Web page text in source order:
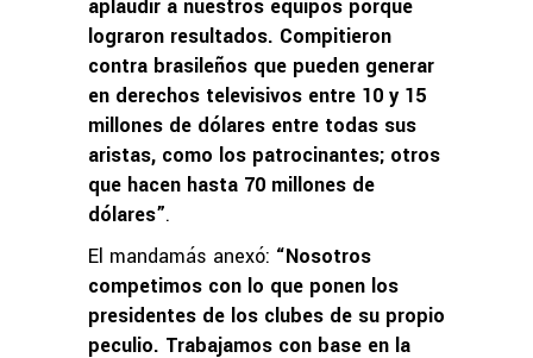
aplaudir a nuestros equipos porque
lograron resultados. Compitieron
contra brasileños que pueden generar
en derechos televisivos entre 10 y 15
millones de dólares entre todas sus
aristas, como los patrocinantes; otros
que hacen hasta 70 millones de
dólares”.
El mandamás anexó: “Nosotros
competimos con lo que ponen los
presidentes de los clubes de su propio
peculio. Trabajamos con base en la